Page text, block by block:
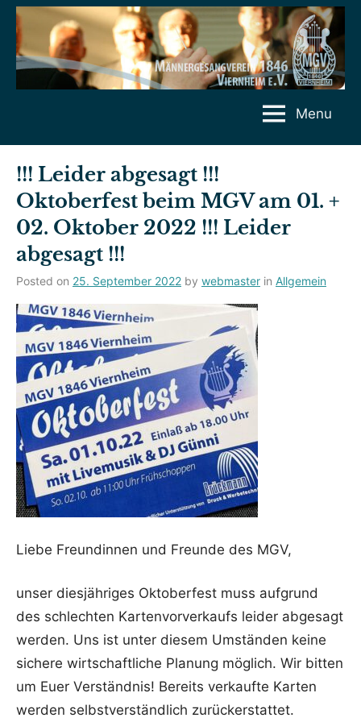
Skip
content
Menu
!!! Leider abgesagt !!!
Oktoberfest beim MGV am 01. +
02. Oktober 2022 !!! Leider
abgesagt !!!
Posted on 25. September 2022 by webmaster in Allgemein
Liebe Freundinnen und Freunde des MGV,
unser diesjähriges Oktoberfest muss aufgrund
des schlechten Kartenvorverkaufs leider abgesagt
werden. Uns ist unter diesem Umständen keine
sichere wirtschaftliche Planung möglich. Wir bitten
um Euer Verständnis! Bereits verkaufte Karten
werden selbstverständlich zurückerstattet.